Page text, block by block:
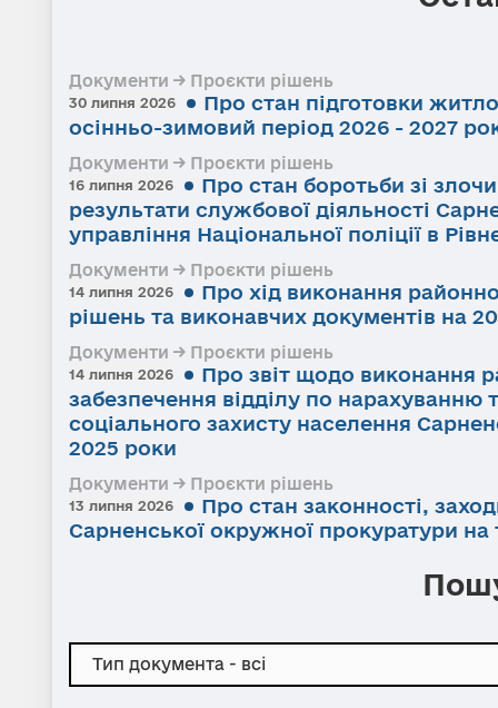
Документи → Проєкти рішень
30 липня 2026
Про стан підготовки
осінньо-зимовий період 2026 - 2027
Документи → Проєкти рішень
16 липня 2026
Про стан боротьби зі
результати службової діяльності
управління Національної поліції в
Документи → Проєкти рішень
14 липня 2026
Про хід виконання
рішень та виконавчих документів на
Документи → Проєкти рішень
14 липня 2026
Про звіт щодо виконання
забезпечення відділу по нарахуванню
соціального захисту населення
2025 роки
Документи → Проєкти рішень
13 липня 2026
Про стан законності,
Сарненської окружної прокуратури на